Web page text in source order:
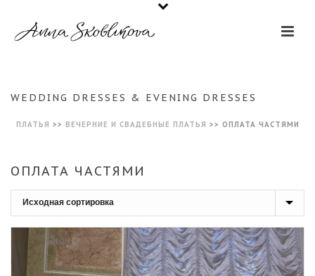
WEDDING DRESSES & EVENING DRESSES
ПЛАТЬЯ >> ВЕЧЕРНИЕ И СВАДЕБНЫЕ ПЛАТЬЯ >> ОПЛАТА ЧАСТЯМИ
ОПЛАТА ЧАСТЯМИ